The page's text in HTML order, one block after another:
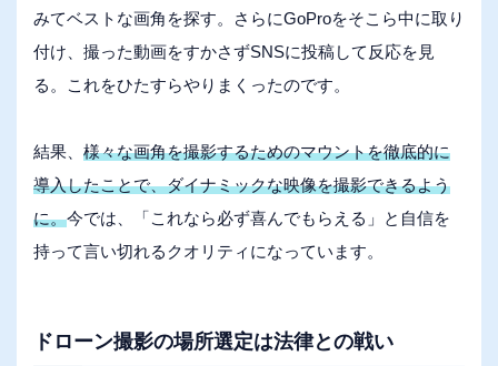
みてベストな画角を探す。さらにGoProをそこら中に取り
付け、撮った動画をすかさずSNSに投稿して反応を見
る。これをひたすらやりまくったのです。
結果、 様々な画角を撮影するためのマウントを徹底的に
導入したことで、ダイナミックな映像を撮影できるよう
に。今では、「これなら必ず喜んでもらえる」と自信を
持って言い切れるクオリティになっています。
ドローン撮影の場所選定は法律との戦い